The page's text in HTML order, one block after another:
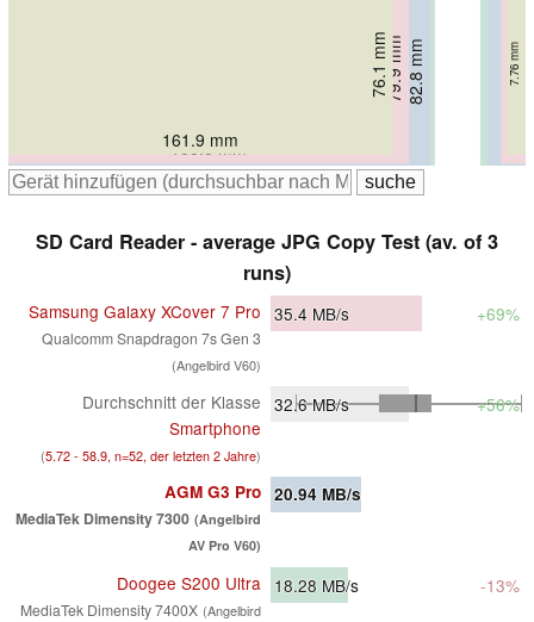
179.5 mm
82.5 mm 19.1 mm
177.5 mm
82.8 mm 16 mm
168.6 mm
79.9 mm 10.2 mm
161.9 mm
76.1 mm 7.76 mm
SD Card Reader - average JPG Copy Test (av. of 3
runs)
Samsung Galaxy XCover 7 Pro
Qualcomm Snapdragon 7s Gen 3
(Angelbird V60)
35.4 MB/s +69%
Durchschnitt der Klasse
Smartphone
(5.72 - 58.9, n=52, der letzten 2 Jahre)
32.6MB/s +56%
AGM G3 Pro
MediaTek Dimensity 7300 (Angelbird
AV Pro V60)
20.94 MB/s
Doogee S200 Ultra
MediaTek Dimensity 7400X (Angelbird
18.28 MB/s -13%